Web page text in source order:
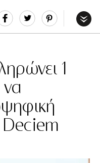
Share Tweet
1
να
Deciem